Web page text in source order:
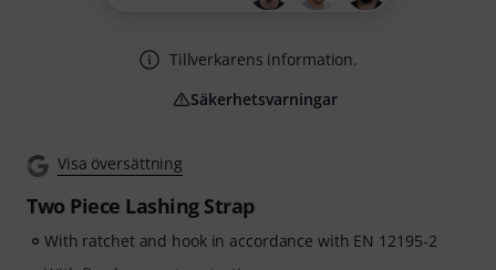
Visa översättning
Two Piece Lashing Strap
With ratchet and hook in accordance with EN 12195-2
Tillverkarens information.
Säkerhetsvarningar